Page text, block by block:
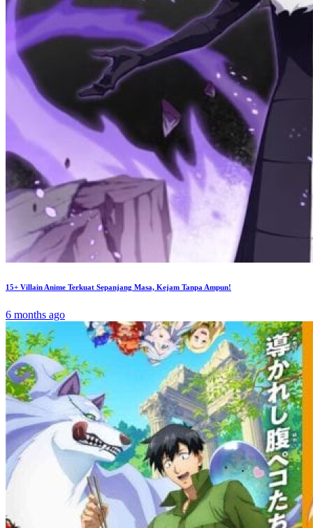
15+ Villain Anime Terkuat Sepanjang Masa, Kejam Tanpa Ampun!
6 months ago